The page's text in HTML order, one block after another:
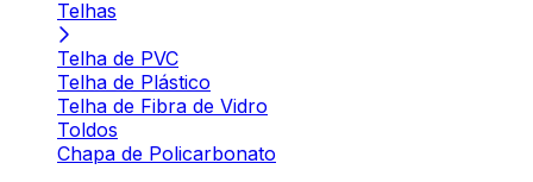
Telhas
Telha de PVC
Telha de Plástico
Telha de Fibra de Vidro
Toldos
Chapa de Policarbonato